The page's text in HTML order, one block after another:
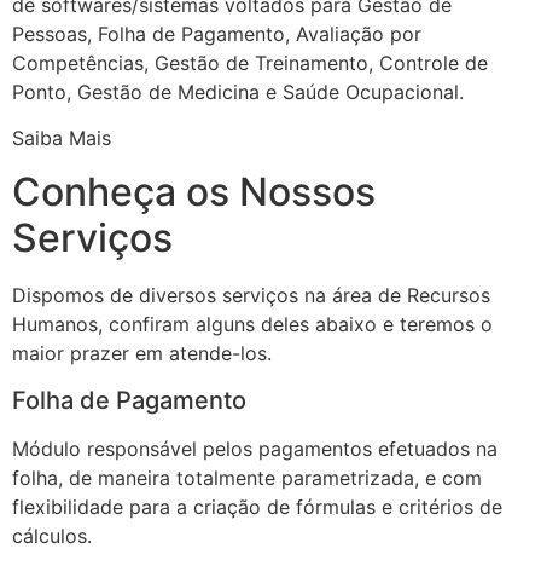
Pessoas, Folha de Pagamento, Avaliação por
Competências, Gestão de Treinamento, Controle de
Ponto, Gestão de Medicina e Saúde Ocupacional.
Saiba Mais
Conheça os Nossos
Serviços
Dispomos de diversos serviços na área de Recursos
Humanos, confiram alguns deles abaixo e teremos o
maior prazer em atende-los.
Folha de Pagamento
Módulo responsável pelos pagamentos efetuados na
folha, de maneira totalmente parametrizada, e com
flexibilidade para a criação de fórmulas e critérios de
cálculos.